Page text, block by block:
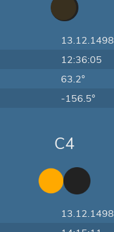
13.12.1498
12:36:05
63.2°
-156.5°
C4
13.12.1498